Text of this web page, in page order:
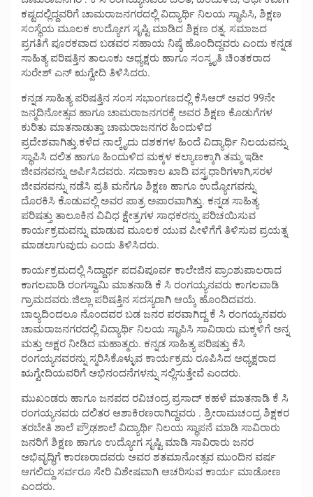
ಕಷ್ಟದಲ್ಲಿದ್ದವರಿಗೆ ಚಾಮರಾಜನಗರದಲ್ಲಿ ವಿದ್ಯಾರ್ಥಿ ನಿಲಯ ಸ್ಥಾಪಿಸಿ, ಶಿಕ್ಷಣ
ಸಂಸ್ಥೆಯ ಮೂಲಕ ಉದ್ಯೋಗ ಸೃಷ್ಟಿ ಮಾಡಿದ ಶಿಕ್ಷಣ ರತ್ನ. ಸಮಾಜದ
ಪ್ರಗತಿಗೆ ಪೂರಕವಾದ ಬಡವರ ಸಹಾಯ ನಿಷ್ಠೆ ಹೊಂದಿದ್ದವರು ಎಂದು ಕನ್ನಡ
ಸಾಹಿತ್ಯ ಪರಿಷತ್ತಿನ ತಾಲೂಕು ಅಧ್ಯಕ್ಷರು ಹಾಗೂ ಸಂಸ್ಕೃತಿ ಚಿಂತಕರಾದ
ಸುರೇಶ್ ಎನ್ ಋಗ್ವೇದಿ ತಿಳಿಸಿದರು.
ಕನ್ನಡ ಸಾಹಿತ್ಯ ಪರಿಷತ್ತಿನ ಸಂಸ ಸಭಾಂಗಣದಲ್ಲಿ ಕೆಸಿಆರ್ ಅವರ 99ನೇ
ಜನ್ಮದಿನೋತ್ಸವ ಹಾಗೂ ಚಾಮರಾಜನಗರಕ್ಕೆ ಅವರ ಶಿಕ್ಷಣ ಕೊಡುಗೆಗಳ
ಕುರಿತು ಮಾತನಾಡುತ್ತಾ ಚಾಮರಾಜನಗರ ಹಿಂದುಳಿದ
ಪ್ರದೇಶವಾಗಿತ್ತು.ಕಳೆದ ನಾಲ್ಕೈದು ದಶಕಗಳ ಹಿಂದೆ ವಿದ್ಯಾರ್ಥಿ ನಿಲಯವನ್ನು
ಸ್ಥಾಪಿಸಿ ದಲಿತ ಹಾಗೂ ಹಿಂದುಳಿದ ಮಕ್ಕಳ ಕಲ್ಯಾಣಕ್ಕಾಗಿ ತಮ್ಮ ಇಡೀ
ಜೀವನವನ್ನು ಅರ್ಪಿಸಿದವರು. ಸದಾಕಾಲ ಖಾದಿ ವಸ್ತ್ರಧಾರಿಗಳಾಗಿ,ಸರಳ
ಜೀವನವನ್ನು ನಡೆಸಿ ಪ್ರತಿ ಮನೆಗೂ ಶಿಕ್ಷಣ ಹಾಗೂ ಉದ್ಯೋಗವನ್ನು
ದೊರಕಿಸಿ ಕೊಡುವಲ್ಲಿ ಅವರ ಪಾತ್ರ ಅಪಾರವಾಗಿತ್ತು. ಕನ್ನಡ ಸಾಹಿತ್ಯ
ಪರಿಷತ್ತು ತಾಲೂಕಿನ ವಿವಿಧ ಕ್ಷೇತ್ರಗಳ ಸಾಧಕರನ್ನು ಪರಿಚಯಿಸುವ
ಕಾರ್ಯಕ್ರಮವನ್ನು ಮಾಡುವ ಮೂಲಕ ಯುವ ಪೀಳಿಗೆಗೆ ತಿಳಿಸುವ ಪ್ರಯತ್ನ
ಮಾಡಲಾಗುವುದು ಎಂದು ತಿಳಿಸಿದರು.
ಕಾರ್ಯಕ್ರಮದಲ್ಲಿ ಸಿದ್ದಾರ್ಥ ಪದವಿಪೂರ್ವ ಕಾಲೇಜಿನ ಪ್ರಾಂಶುಪಾಲರಾದ
ಕಾಗಲವಾಡಿ ರಂಗಸ್ವಾಮಿ ಮಾತನಾಡಿ ಕೆ ಸಿ ರಂಗಯ್ಯನವರು ಕಾಗಲವಾಡಿ
ಗ್ರಾಮದವರು.ಜಿಲ್ಲಾ ಪರಿಷತ್ತಿನ ಸದಸ್ಯರಾಗಿ ಆಯ್ಕೆ ಹೊಂದಿದವರು.
ಬಾಲ್ಯದಿಂದಲೂ ನೊಂದವರ ಬಡ ಜನರ ಪರವಾಗಿದ್ದ ಕೆ ಸಿ ರಂಗಯ್ಯನವರು
ಚಾಮರಾಜನಗರದಲ್ಲಿ ವಿದ್ಯಾರ್ಥಿ ನಿಲಯ ಸ್ಥಾಪಿಸಿ ಸಾವಿರಾರು ಮಕ್ಕಳಿಗೆ ಅನ್ನ
ಮತ್ತು ಅಕ್ಷರ ನೀಡಿದ ಮಹಾತ್ಮರು. ಕನ್ನಡ ಸಾಹಿತ್ಯ ಪರಿಷತ್ತು ಕೆಸಿ
ರಂಗಯ್ಯನವರನ್ನು ಸ್ಮರಿಸಿಕೊಳ್ಳುವ ಕಾರ್ಯಕ್ರಮ ರೂಪಿಸಿದ ಅಧ್ಯಕ್ಷರಾದ
ಋಗ್ವೇದಿಯವರಿಗೆ ಅಭಿನಂದನೆಗಳನ್ನು ಸಲ್ಲಿಸುತ್ತೇವೆ ಎಂದರು.
ಮುಖಂಡರು ಹಾಗೂ ಜನಪದ ರವಿಚಂದ್ರ ಪ್ರಸಾದ್ ಕಹಳೆ ಮಾತನಾಡಿ ಕೆ ಸಿ
ರಂಗಯ್ಯನವರು ದಲಿತರ ಆಶಾಕಿರಣರಾಗಿದ್ದವರು . ಶ್ರೀರಾಮಚಂದ್ರ ಶಿಕ್ಷಕರ
ತರಬೇತಿ ಶಾಲೆ ಪ್ರೌಢಶಾಲೆ ವಿದ್ಯಾರ್ಥಿ ನಿಲಯ ಸ್ಥಾಪನೆ ಮಾಡಿ ಸಾವಿರಾರು
ಜನರಿಗೆ ಶಿಕ್ಷಣ ಹಾಗೂ ಉದ್ಯೋಗ ಸೃಷ್ಟಿ ಮಾಡಿ ಸಾವಿರಾರು ಜನರ
ಅಭಿವೃದ್ಧಿಗೆ ಕಾರಣರಾದವರು ಅವರ ಶತಮಾನೋತ್ಸವ ಮುಂದಿನ ವರ್ಷ
ಆಗಲಿದ್ದು ಸರ್ವರೂ ಸೇರಿ ವಿಶೇಷವಾಗಿ ಆಚರಿಸುವ ಕಾರ್ಯ ಮಾಡೋಣ
ಎಂದರು.